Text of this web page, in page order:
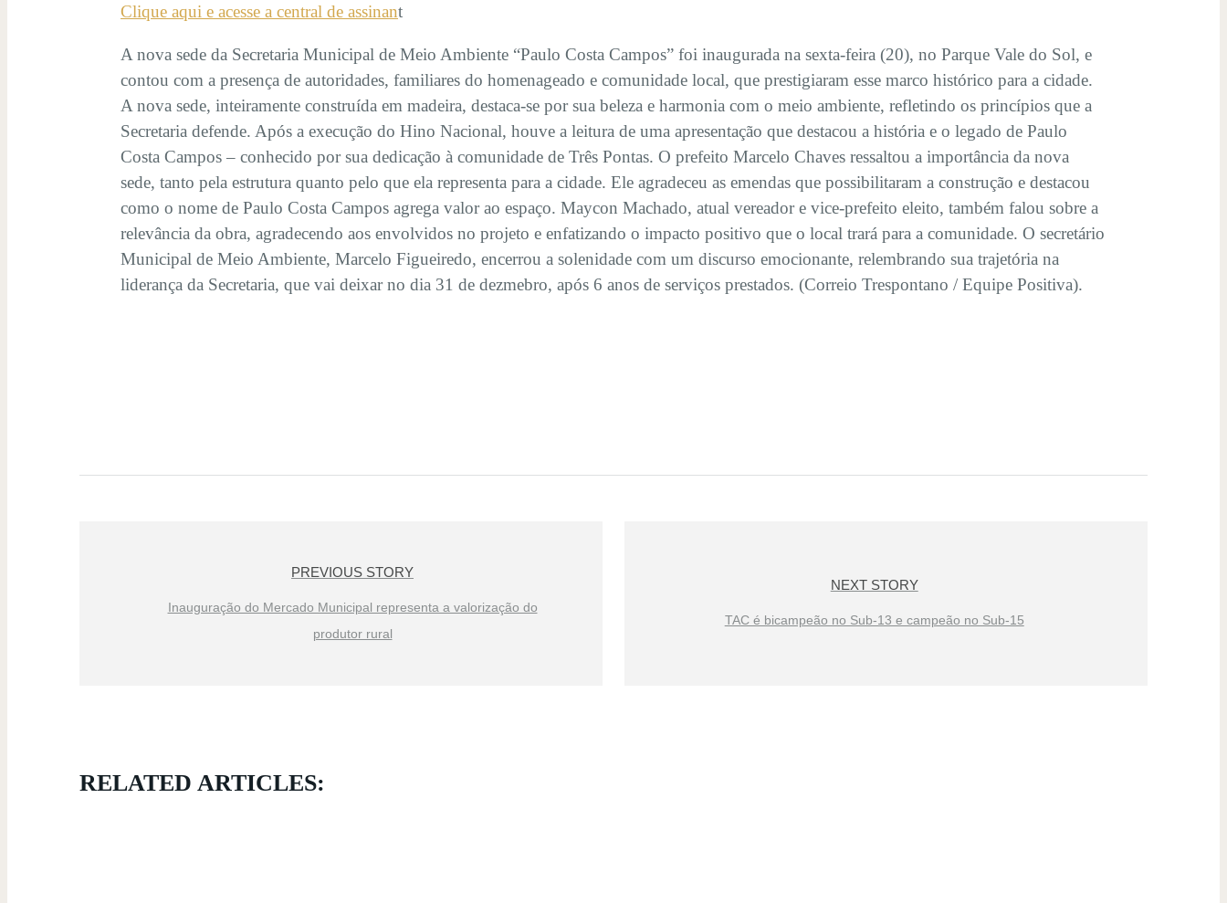
Clique aqui e acesse a central de assinant
A nova sede da Secretaria Municipal de Meio Ambiente “Paulo Costa Campos” foi inaugurada na sexta-feira (20), no Parque Vale do Sol, e
contou com a presença de autoridades, familiares do homenageado e comunidade local, que prestigiaram esse marco histórico para a cidade.
A nova sede, inteiramente construída em madeira, destaca-se por sua beleza e harmonia com o meio ambiente, refletindo os princípios que a
Secretaria defende. Após a execução do Hino Nacional, houve a leitura de uma apresentação que destacou a história e o legado de Paulo
Costa Campos – conhecido por sua dedicação à comunidade de Três Pontas. O prefeito Marcelo Chaves ressaltou a importância da nova
sede, tanto pela estrutura quanto pelo que ela representa para a cidade. Ele agradeceu as emendas que possibilitaram a construção e destacou
como o nome de Paulo Costa Campos agrega valor ao espaço. Maycon Machado, atual vereador e vice-prefeito eleito, também falou sobre a
relevância da obra, agradecendo aos envolvidos no projeto e enfatizando o impacto positivo que o local trará para a comunidade. O secretário
Municipal de Meio Ambiente, Marcelo Figueiredo, encerrou a solenidade com um discurso emocionante, relembrando sua trajetória na
liderança da Secretaria, que vai deixar no dia 31 de dezmebro, após 6 anos de serviços prestados. (Correio Trespontano / Equipe Positiva).
PREVIOUS STORY
Inauguração do Mercado Municipal representa a valorização do
produtor rural
NEXT STORY
TAC é bicampeão no Sub-13 e campeão no Sub-15
RELATED ARTICLES: